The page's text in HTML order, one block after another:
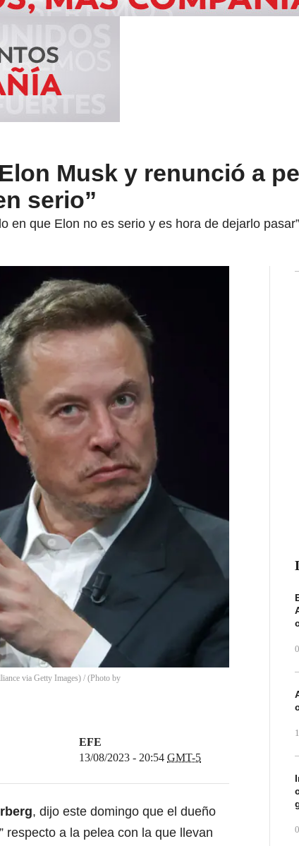
Musk y renunció a
serio”
en que Elon no es serio y es hora de dejarlo
via Getty Images) / (Photo by
EFE
13/08/2023 - 20:54 GMT-5
, dijo este domingo que el dueño
respecto a la pelea con la que llevan